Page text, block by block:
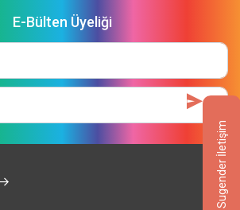
Sugender İletişim
E-Bülten Üyeliği